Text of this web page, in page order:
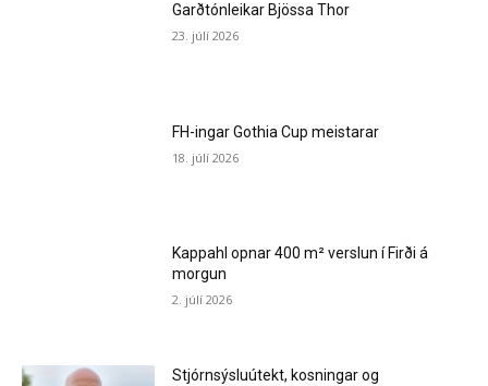
Garðtónleikar Bjössa Thor
23. júlí 2026
FH-ingar Gothia Cup meistarar
18. júlí 2026
Kappahl opnar 400 m² verslun í Firði á
morgun
2. júlí 2026
Stjórnsýsluútekt, kosningar og